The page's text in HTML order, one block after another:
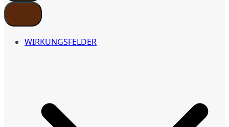
WIRKUNGSFELDER